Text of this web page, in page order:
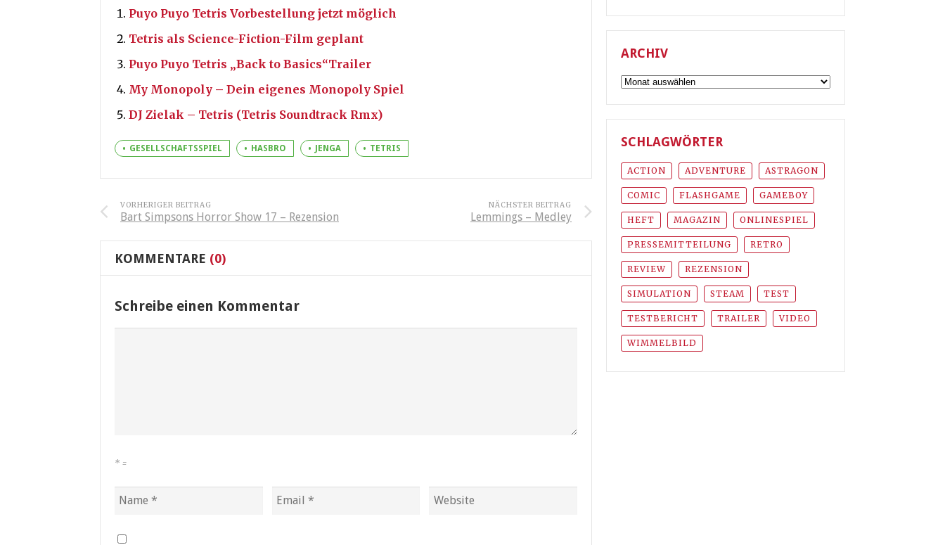
Puyo Puyo Tetris Vorbestellung jetzt möglich
Tetris als Science-Fiction-Film geplant
Puyo Puyo Tetris „Back to Basics“Trailer
My Monopoly – Dein eigenes Monopoly Spiel
DJ Zielak – Tetris (Tetris Soundtrack Rmx)
GESELLSCHAFTSSPIEL HASBRO JENGA TETRIS
VORHERIGER BEITRAG
Bart Simpsons Horror Show 17 – Rezension
NÄCHSTER BEITRAG
Lemmings – Medley
KOMMENTARE (0)
Schreibe einen Kommentar
* =
ARCHIV
Archiv
SCHLAGWÖRTER
ACTION ADVENTURE ASTRAGON
COMIC FLASHGAME GAMEBOY
HEFT MAGAZIN ONLINESPIEL
PRESSEMITTEILUNG RETRO
REVIEW REZENSION
SIMULATION STEAM TEST
TESTBERICHT TRAILER VIDEO
WIMMELBILD